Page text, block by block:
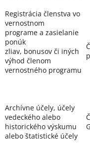
Registrácia členstva vo
vernostnom
programe a zasielanie
ponúk
zliav, bonusov či iných
výhod členom
vernostného programu
Archívne účely, účely
vedeckého alebo
historického výskumu
alebo štatistické účely